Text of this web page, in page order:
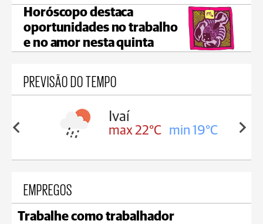
Horóscopo destaca
oportunidades no trabalho
e no amor nesta quinta
PREVISÃO DO TEMPO
17°C
Ivaí
max 22°C min 19°C
EMPREGOS
Trabalhe como trabalhador